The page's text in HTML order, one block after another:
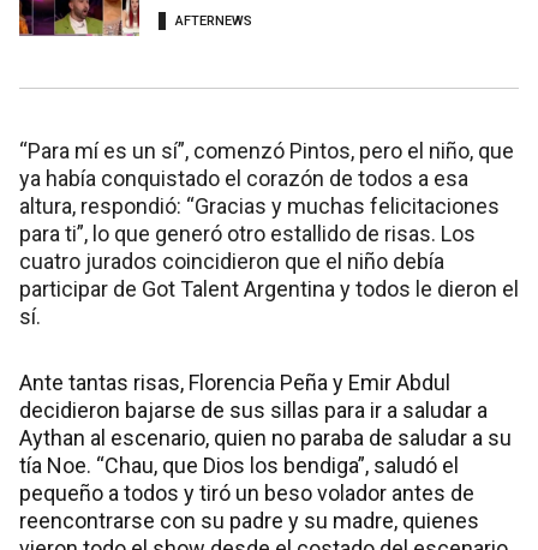
AFTERNEWS
“Para mí es un sí”, comenzó Pintos, pero el niño, que
ya había conquistado el corazón de todos a esa
altura, respondió: “Gracias y muchas felicitaciones
para ti”, lo que generó otro estallido de risas. Los
cuatro jurados coincidieron que el niño debía
participar de Got Talent Argentina y todos le dieron el
sí.
Ante tantas risas, Florencia Peña y Emir Abdul
decidieron bajarse de sus sillas para ir a saludar a
Aythan al escenario, quien no paraba de saludar a su
tía Noe. “Chau, que Dios los bendiga”, saludó el
pequeño a todos y tiró un beso volador antes de
reencontrarse con su padre y su madre, quienes